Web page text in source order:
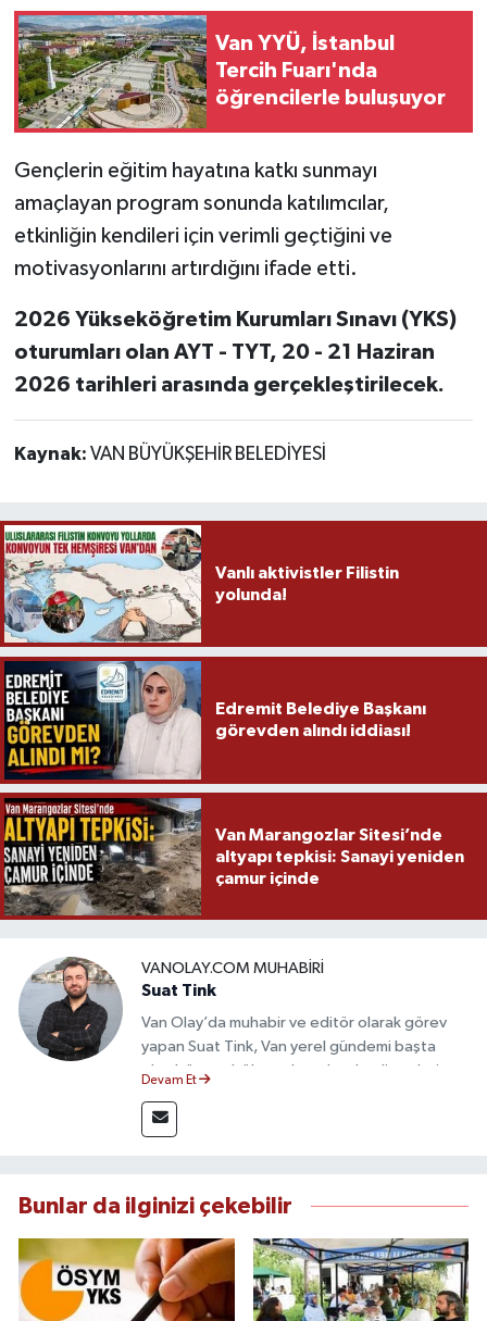
Van YYÜ, İstanbul
Tercih Fuarı'nda
öğrencilerle buluşuyor
Gençlerin eğitim hayatına katkı sunmayı
amaçlayan program sonunda katılımcılar,
etkinliğin kendileri için verimli geçtiğini ve
motivasyonlarını artırdığını ifade etti.
2026 Yükseköğretim Kurumları Sınavı (YKS)
oturumları olan AYT - TYT, 20 - 21 Haziran
2026 tarihleri arasında gerçekleştirilecek.
Kaynak: VAN BÜYÜKŞEHİR BELEDİYESİ
Vanlı aktivistler Filistin
yolunda!
Edremit Belediye Başkanı
görevden alındı iddiası!
Van Marangozlar Sitesi’nde
altyapı tepkisi: Sanayi yeniden
çamur içinde
VANOLAY.COM MUHABIRI
Suat Tink
Van Olay’da muhabir ve editör olarak görev
yapan Suat Tink, Van yerel gündemi başta
olmak üzere bölgesel ve ulusal gelişmeleri
mezunu olan Tink, sahadan edindiği bilgilerle
doğruluk, tarafsızlık ve etik ilkeler
Devam Et
Bunlar da ilginizi çekebilir